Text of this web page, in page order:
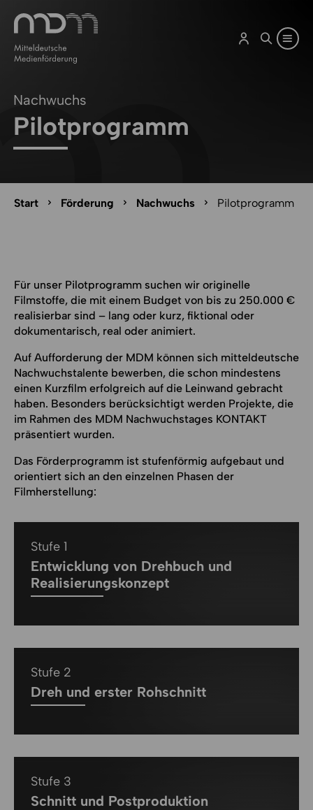
Pilotprogramm
Nachwuchs
Seitenpfad
Start Förderung Nachwuchs Pilotprogramm
Für unser Pilotprogramm suchen wir originelle
Filmstoffe, die mit einem Budget von bis zu 250.000 €
realisierbar sind – lang oder kurz, fiktional oder
dokumentarisch, real oder animiert.
Auf Aufforderung der MDM können sich mitteldeutsche
Nachwuchstalente bewerben, die schon mindestens
einen Kurzfilm erfolgreich auf die Leinwand gebracht
haben. Besonders berücksichtigt werden Projekte, die
im Rahmen des MDM Nachwuchstages KONTAKT
präsentiert wurden.
Das Förderprogramm ist stufenförmig aufgebaut und
orientiert sich an den einzelnen Phasen der
Filmherstellung:
Entwicklung von Drehbuch und
Realisierungskonzept
Stufe 1
Dreh und erster Rohschnitt
Stufe 2
Schnitt und Postproduktion
Stufe 3